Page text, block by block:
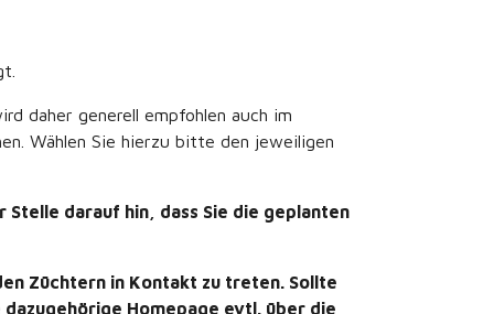
daher generell empfohlen auch im
Wählen Sie hierzu bitte den jeweiligen
darauf hin, dass Sie die geplanten
Züchtern in Kontakt zu treten. Sollte
Homepage evtl. über die